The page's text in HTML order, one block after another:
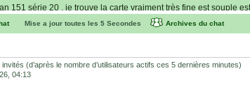
151 série 20 , je trouve la carte vraiment très fine est souple
GK sont fiables et sécures ? C’est la première fois que je
contrefaçons, SAV inexistant, etc.) Merci pour votre
Mise a jour toutes les5 Secondes Archives du chat
(d’après le nombre d’utilisateurs actifs ces 5 dernières minutes)
04:13